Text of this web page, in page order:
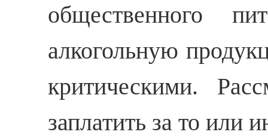
общественного
алкогольную
критическими.
заплатить за то или